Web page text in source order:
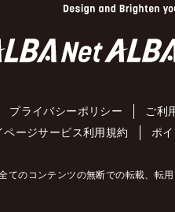
プライバシーポリシー ご利
ページサービス利用規約 ポ
てのコンテンツの無断での転載、転